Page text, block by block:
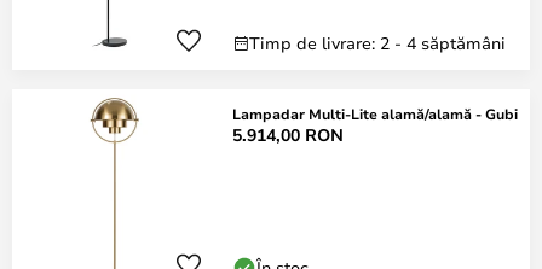
Timp de livrare: 2 - 4 săptămâni
Lampadar Multi-Lite alamă/alamă - Gubi
5.914,00 RON